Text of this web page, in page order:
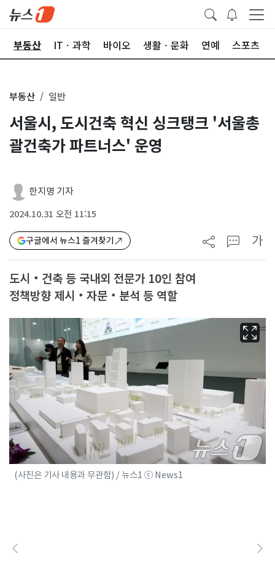
부동산 ITㆍ과학 바이오 생활ㆍ문화 연예 스포츠
부동산 일반
서울시, 도시건축 혁신 싱크탱크 '서울총
괄건축가 파트너스' 운영
한지명 기자
2024.10.31 오전 11:15
구글에서 뉴스1 즐겨찾기 가
도시‧건축 등 국내외 전문가 10인 참여
정책방향 제시‧자문‧분석 등 역할
(사진은 기사 내용과 무관함) / 뉴스1 ⓒ News1